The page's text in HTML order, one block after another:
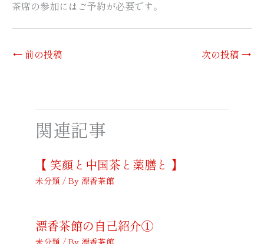
茶席の参加にはご予約が必要です。
←前の投稿 次の投稿 →
関連記事
【 笑顔と中国茶と薬膳と 】
未分類 / By 漂香茶館
漂香茶館の自己紹介①